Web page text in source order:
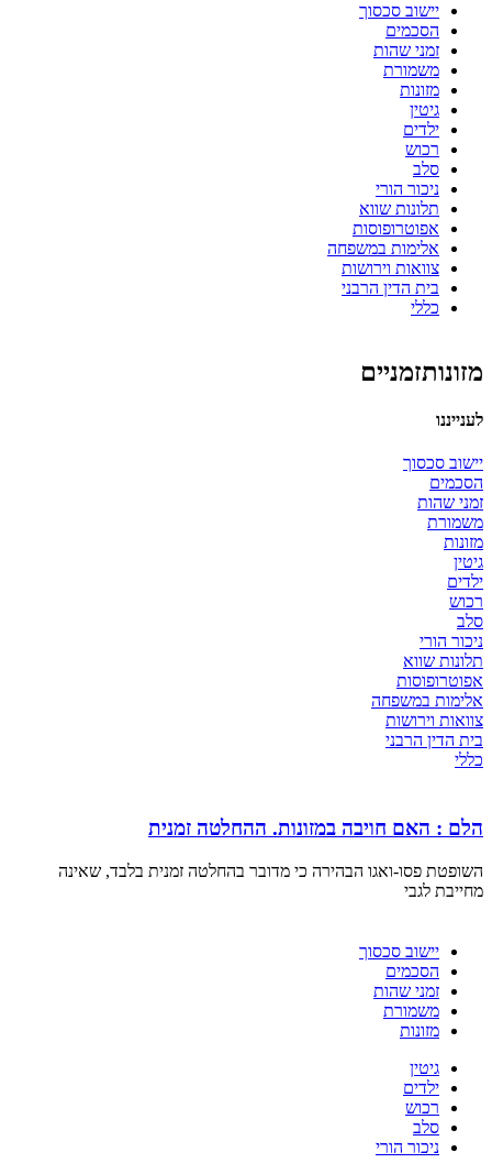
יישוב סכסוך
הסכמים
זמני שהות
משמורת
מזונות
גיטין
ילדים
רכוש
סלב
ניכור הורי
תלונות שווא
אפוטרופוסות
אלימות במשפחה
צוואות וירושות
בית הדין הרבני
כללי
מזונותזמניים
לענייננו
יישוב סכסוך
הסכמים
זמני שהות
משמורת
מזונות
גיטין
ילדים
רכוש
סלב
ניכור הורי
תלונות שווא
אפוטרופוסות
אלימות במשפחה
צוואות וירושות
בית הדין הרבני
כללי
הלם : האם חויבה במזונות. ההחלטה זמנית
השופטת פסו-ואגו הבהירה כי מדובר בהחלטה זמנית בלבד, שאינה
מחייבת לגבי
יישוב סכסוך
הסכמים
זמני שהות
משמורת
מזונות
גיטין
ילדים
רכוש
סלב
ניכור הורי